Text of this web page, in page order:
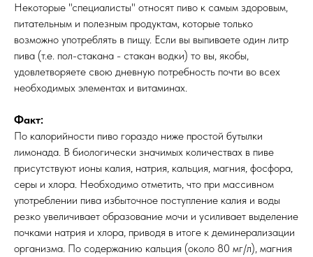
Некоторые "специалисты" относят пиво к самым здоровым,
питательным и полезным продуктам, которые только
возможно употреблять в пищу. Если вы выпиваете один литр
пива (т.е. пол-стакана - стакан водки) то вы, якобы,
удовлетворяете свою дневную потребность почти во всех
необходимых элементах и витаминах.
Факт:
По калорийности пиво гораздо ниже простой бутылки
лимонада. В биологически значимых количествах в пиве
присутствуют ионы калия, натрия, кальция, магния, фосфора,
серы и хлора. Необходимо отметить, что при массивном
употреблении пива избыточное поступление калия и воды
резко увеличивает образование мочи и усиливает выделение
почками натрия и хлора, приводя в итоге к деминерализации
организма. По содержанию кальция (около 80 мг/л), магния